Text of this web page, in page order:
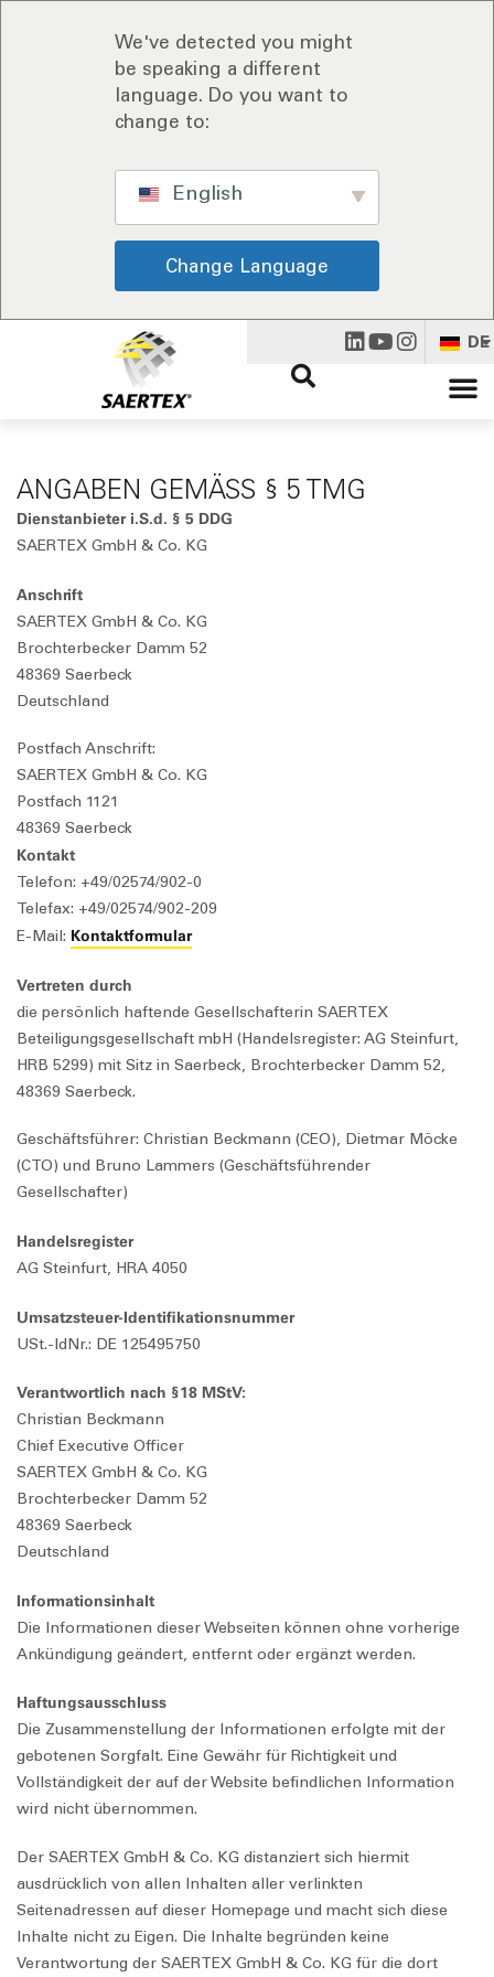
We've detected you might
be speaking a different
language. Do you want to
change to:
English
Change Language
DE
ANGABEN GEMÄSS § 5 TMG
Dienstanbieter i.S.d. § 5 DDG
SAERTEX GmbH & Co. KG
Anschrift
SAERTEX GmbH & Co. KG
Brochterbecker Damm 52
48369 Saerbeck
Deutschland
Postfach Anschrift:
SAERTEX GmbH & Co. KG
Postfach 1121
48369 Saerbeck
Kontakt
Telefon: +49/02574/902-0
Telefax: +49/02574/902-209
E-Mail: Kontaktformular
Vertreten durch
die persönlich haftende Gesellschafterin SAERTEX
Beteiligungsgesellschaft mbH (Handelsregister: AG Steinfurt,
HRB 5299) mit Sitz in Saerbeck, Brochterbecker Damm 52,
48369 Saerbeck.
Geschäftsführer: Christian Beckmann (CEO), Dietmar Möcke
(CTO) und Bruno Lammers (Geschäftsführender
Gesellschafter)
Handelsregister
AG Steinfurt, HRA 4050
Umsatzsteuer-Identifikationsnummer
USt.-IdNr.: DE 125495750
Verantwortlich nach §18 MStV:
Christian Beckmann
Chief Executive Officer
SAERTEX GmbH & Co. KG
Brochterbecker Damm 52
48369 Saerbeck
Deutschland
Informationsinhalt
Die Informationen dieser Webseiten können ohne vorherige
Ankündigung geändert, entfernt oder ergänzt werden.
Haftungsausschluss
Die Zusammenstellung der Informationen erfolgte mit der
gebotenen Sorgfalt. Eine Gewähr für Richtigkeit und
Vollständigkeit der auf der Website befindlichen Information
wird nicht übernommen.
Der SAERTEX GmbH & Co. KG distanziert sich hiermit
ausdrücklich von allen Inhalten aller verlinkten
Seitenadressen auf dieser Homepage und macht sich diese
Inhalte nicht zu Eigen. Die Inhalte begründen keine
Verantwortung der SAERTEX GmbH & Co. KG für die dort